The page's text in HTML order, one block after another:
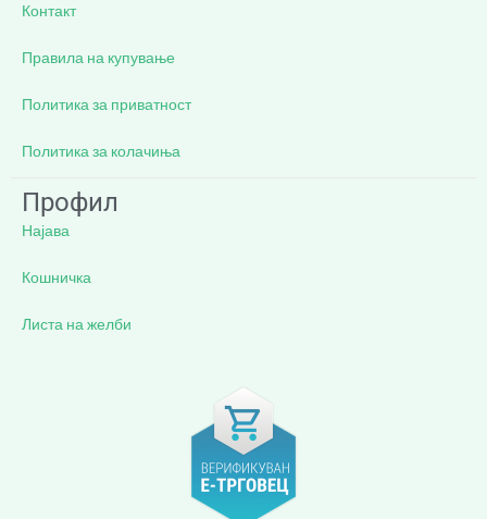
Контакт
Правила на купување
Политика за приватност
Политика за колачиња
Профил
Најава
Кошничка
Листа на желби